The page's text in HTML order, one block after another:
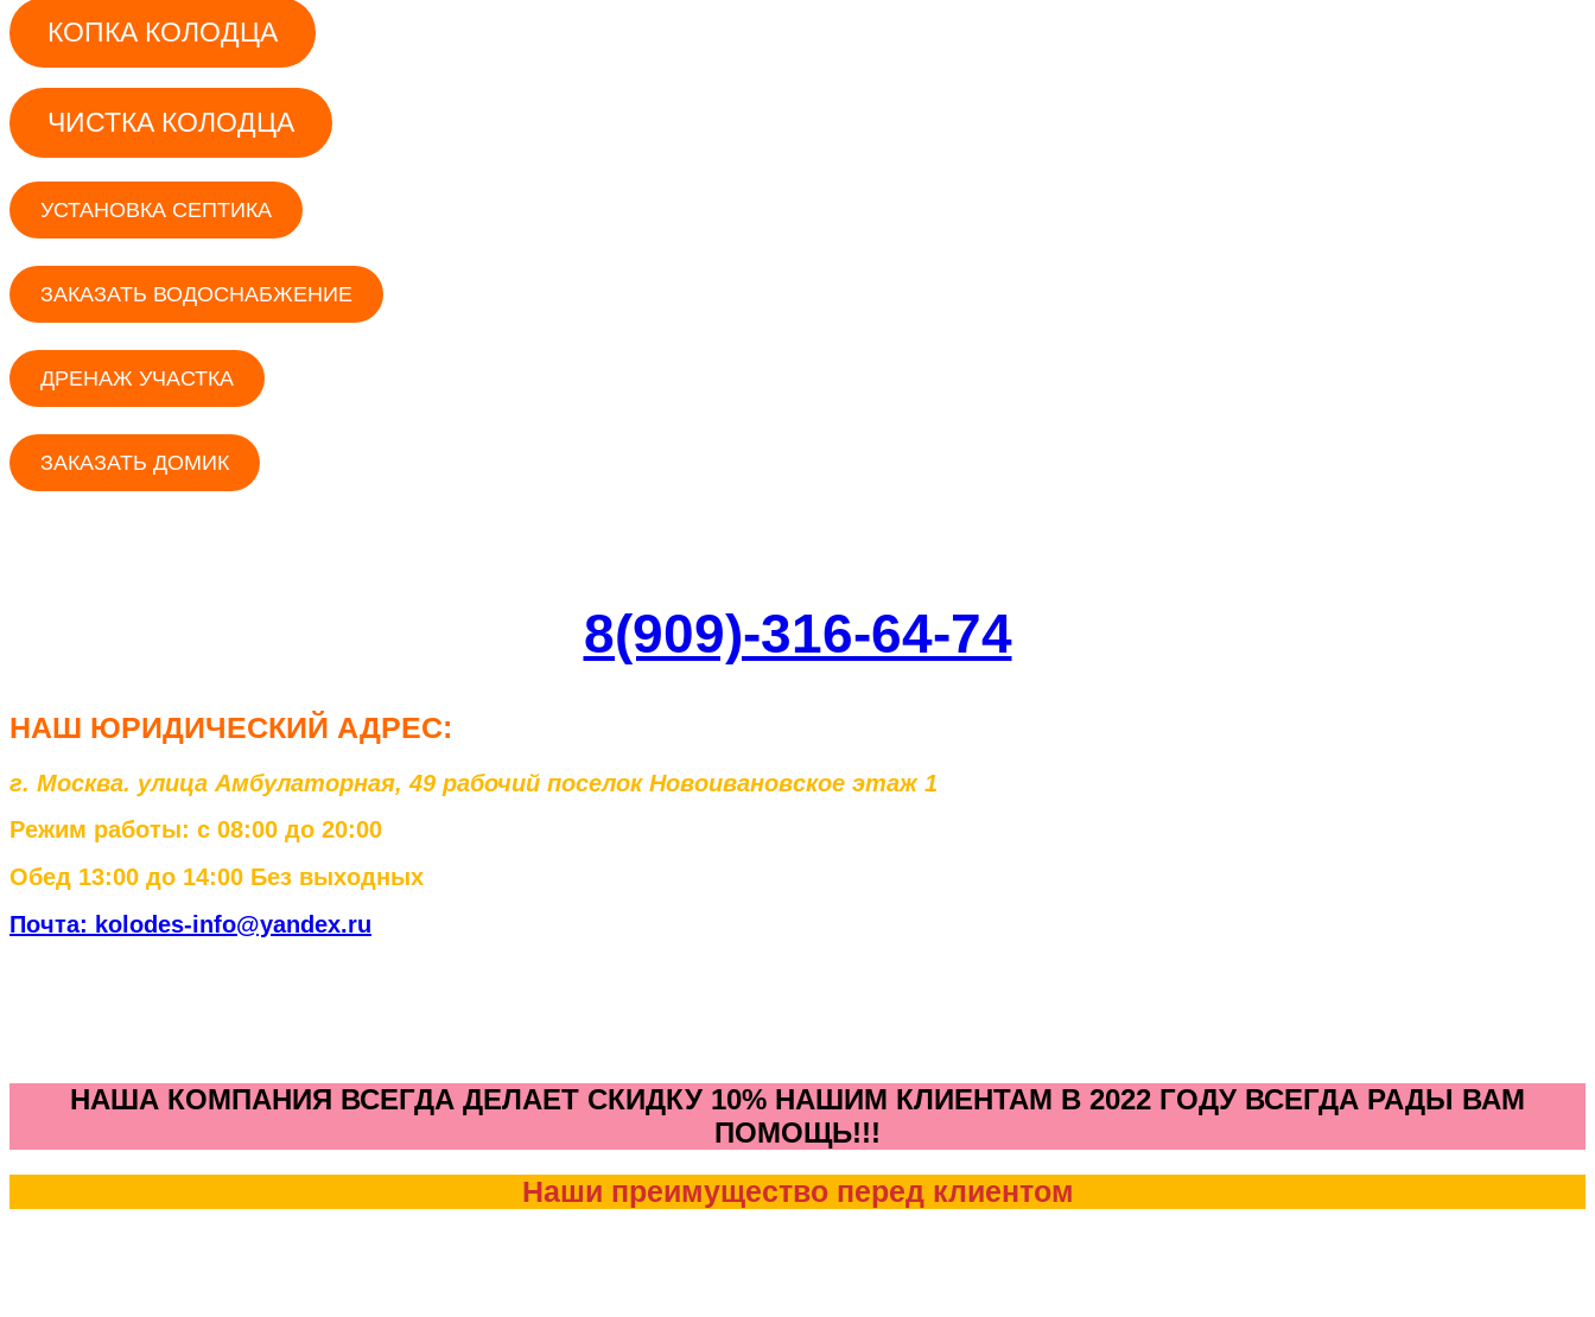
КОПКА КОЛОДЦА
ЧИСТКА КОЛОДЦА
УСТАНОВКА СЕПТИКА
ЗАКАЗАТЬ ВОДОСНАБЖЕНИЕ
ДРЕНАЖ УЧАСТКА
ЗАКАЗАТЬ ДОМИК
8(909)-316-64-74
НАШ ЮРИДИЧЕСКИЙ АДРЕС:
г. Москва. улица Амбулаторная, 49 рабочий поселок Новоивановское этаж 1
Режим работы: с 08:00 до 20:00
Обед 13:00 до 14:00 Без выходных
Почта: kolodes-info@yandex.ru
НАША КОМПАНИЯ ВСЕГДА ДЕЛАЕТ СКИДКУ 10% НАШИМ КЛИЕНТАМ В 2022 ГОДУ ВСЕГДА РАДЫ ВАМ
ПОМОЩЬ!!!
Наши преимущество перед клиентом